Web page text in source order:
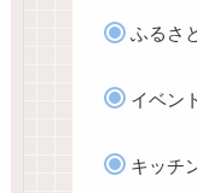
ふるさ
イベン
キッチ